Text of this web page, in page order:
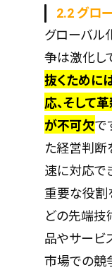
2.2 グロ
グローバル
争は激化し
抜くために
応、そして
が不可欠で
た経営判断
速に対応で
重要な役割
どの先端技
品やサービ
市場での競